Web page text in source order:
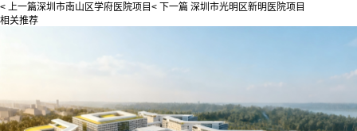
< 上一篇深圳市南山区学府医院项目 < 下一篇 深圳市光明区新明医院项目
相关推荐